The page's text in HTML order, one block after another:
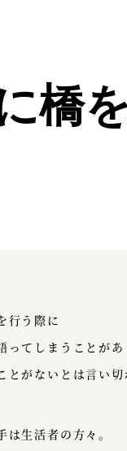
橋
行う際に
てしまうことがあ
がないとは言い切
生活者の方々。